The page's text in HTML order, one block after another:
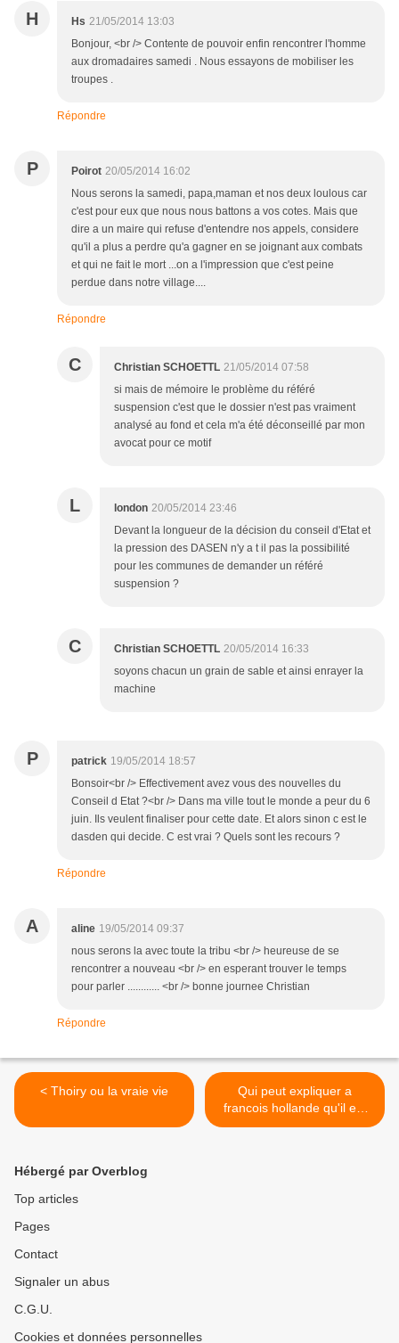
H Hs 21/05/2014 13:03
Bonjour, <br /> Contente de pouvoir enfin rencontrer l'homme
aux dromadaires samedi . Nous essayons de mobiliser les
troupes .
Répondre
P Poirot 20/05/2014 16:02
Nous serons la samedi, papa,maman et nos deux loulous car
c'est pour eux que nous nous battons a vos cotes. Mais que
dire a un maire qui refuse d'entendre nos appels, considere
qu'il a plus a perdre qu'a gagner en se joignant aux combats
et qui ne fait le mort ...on a l'impression que c'est peine
perdue dans notre village....
Répondre
C Christian SCHOETTL 21/05/2014 07:58
si mais de mémoire le problème du référé
suspension c'est que le dossier n'est pas vraiment
analysé au fond et cela m'a été déconseillé par mon
avocat pour ce motif
L london 20/05/2014 23:46
Devant la longueur de la décision du conseil d'Etat et
la pression des DASEN n'y a t il pas la possibilité
pour les communes de demander un référé
suspension ?
C Christian SCHOETTL 20/05/2014 16:33
soyons chacun un grain de sable et ainsi enrayer la
machine
P patrick 19/05/2014 18:57
Bonsoir<br /> Effectivement avez vous des nouvelles du
Conseil d Etat ?<br /> Dans ma ville tout le monde a peur du 6
juin. Ils veulent finaliser pour cette date. Et alors sinon c est le
dasden qui decide. C est vrai ? Quels sont les recours ?
Répondre
A aline 19/05/2014 09:37
nous serons la avec toute la tribu <br /> heureuse de se
rencontrer a nouveau <br /> en esperant trouver le temps
pour parler ............ <br /> bonne journee Christian
Répondre
< Thoiry ou la vraie vie
Qui peut expliquer a
francois hollande qu'il est
président de la republique ?
Hébergé par Overblog
Top articles
Pages
Contact
Signaler un abus
C.G.U.
Cookies et données personnelles